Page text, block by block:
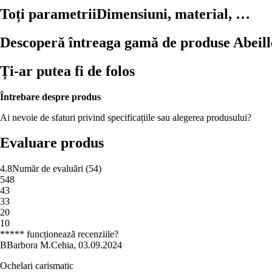
Toți parametriiDimensiuni, material, …
Descoperă întreaga gamă de produse
Ți-ar putea fi de folos
Întrebare despre produs
Ai nevoie de sfaturi privind specificațiile sau alegerea produsului?
Evaluare produs
4.8Număr de evaluări (54)
548
43
33
20
10
***** funcționează recenziile?
BBarbora M.Cehia, 03.09.2024
Ochelari carismatic